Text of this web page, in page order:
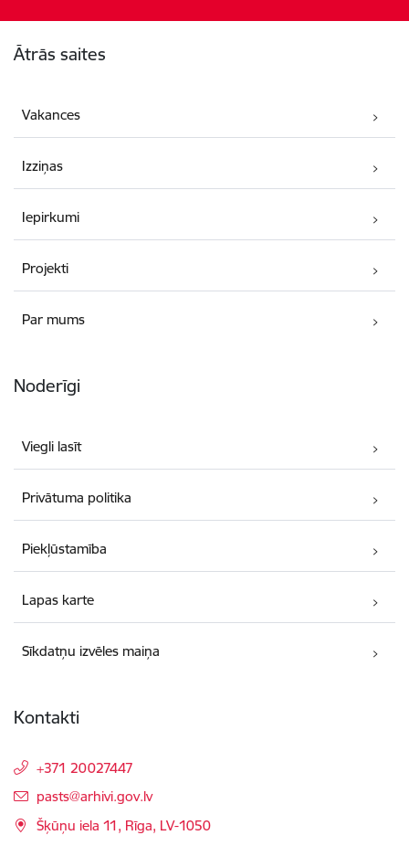
Ātrās saites
Vakances
Izziņas
Iepirkumi
Projekti
Par mums
Noderīgi
Viegli lasīt
Privātuma politika
Piekļūstamība
Lapas karte
Sīkdatņu izvēles maiņa
Kontakti
+371 20027447
E-pasts:
pasts@arhivi.gov.lv
Šķūņu iela 11, Rīga, LV-1050